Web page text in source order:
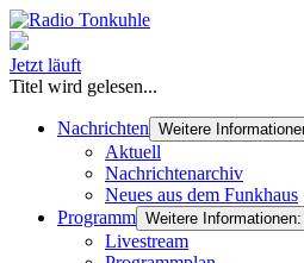
Jetzt läuft
Titel wird gelesen...
Nachrichten Weitere
Aktuell
Nachrichtenarchiv
Neues aus dem Funkhaus
Programm Weitere
Livestream